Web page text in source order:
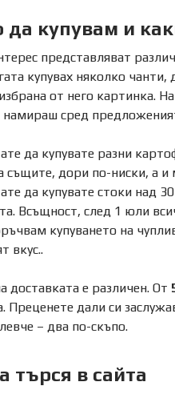
да купувам и
представляват
купувах няколко
от него картинка.
намираш сред
да купувате разни
същите, дори по-ниски, а
да купувате стоки над
Всъщност, след 1 юли
купуването на
вкус..
доставката е различен. От
Преценете дали си
– два по-скъпо.
търся в сайта